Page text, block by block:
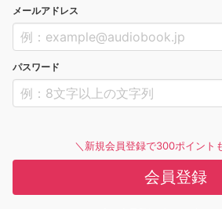
メールアドレス
パスワード
＼新規会員登録で300ポイント
会員登録